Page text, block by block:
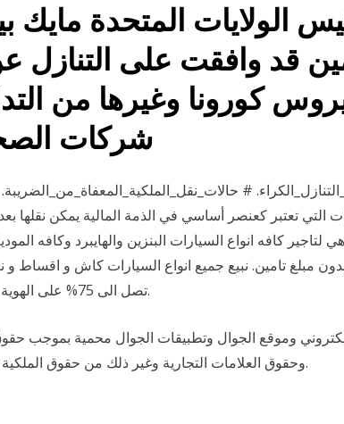
الولايات المتحدة مايك
قد وافقت على التنازل
كورونا وغيرها من
شركات
التي تعتبر كعنصر أساسي في الذمة المالية يمكن نقلها
لتاجير كافه انواع السيارات البنزين والهايبرد وكافه
مبلغ تامين. نبيع جميع انواع السيارات كاش و اقساط و
تصل الى 75% على الهوية الشخصية فقط.
وموقع الجوال وتطبيقات الجوال محمية بموجب
وحقوق العلامات التجارية وغير ذلك من حقوق الملكية الفكرية الأخرى.